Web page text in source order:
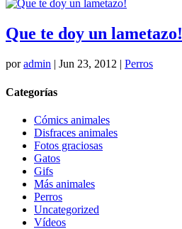
Que te doy un lametazo!
poradmin | Jun 23, 2012 | Perros
Categorías
Cómics animales
Disfraces animales
Fotos graciosas
Gatos
Gifs
Más animales
Perros
Uncategorized
Vídeos